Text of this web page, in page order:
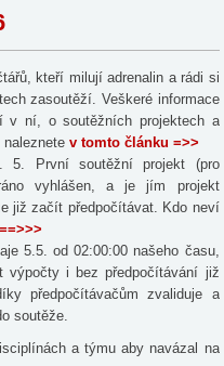
kteří milují adrenalin a rádi si
zasoutěží. Veškeré informace
v ní, o soutěžních projektech a
naleznetev tomto článku =>>
5. První soutěžní projekt (pro
vyhlášen, a je jím projekt
již začít předpočítávat. Kdo neví
5.5. od 02:00:00 našeho času,
výpočty i bez předpočítávání již
předpočítávačům zvaliduje a
soutěže.
a týmu aby navázal na